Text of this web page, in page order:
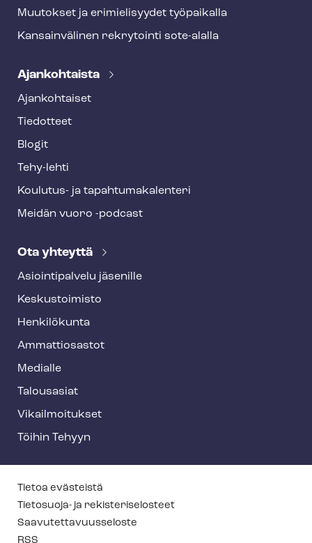
Muutokset ja erimielisyydet työpaikalla
Kansainvälinen rekrytointi sote-alalla
Ajankohtaista
Ajankohtaiset
Tiedotteet
Blogit
Tehy-lehti
Koulutus- ja ta­pah­tu­ma­ka­len­te­ri
Meidän vuoro -podcast
Ota yhteyttä
Asioin­ti­pal­ve­lu jäsenille
Keskustoimisto
Henkilökunta
Ammattiosastot
Medialle
Talousasiat
Vi­kail­moi­tuk­set
Töihin Tehyyn
T
e
h
Tietoa evästeistä
Tietosuoja- ja re­kis­te­ri­se­los­teet
Saa­vu­tet­ta­vuus­se­los­te
RSS